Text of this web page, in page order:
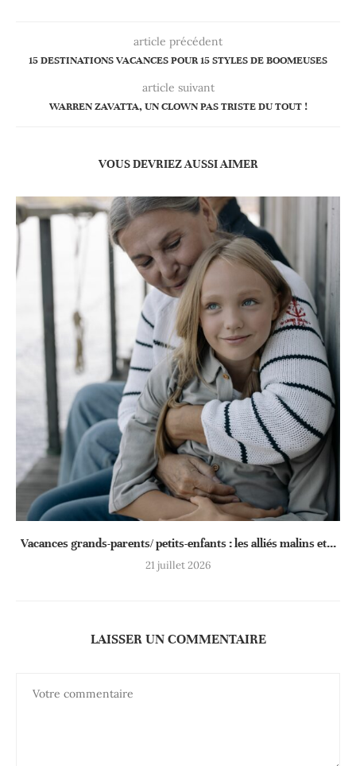
article précédent
15 DESTINATIONS VACANCES POUR 15 STYLES DE BOOMEUSES
article suivant
WARREN ZAVATTA, UN CLOWN PAS TRISTE DU TOUT !
VOUS DEVRIEZ AUSSI AIMER
Vacances grands-parents/ petits-enfants : les alliés malins et...
21 juillet 2026
LAISSER UN COMMENTAIRE